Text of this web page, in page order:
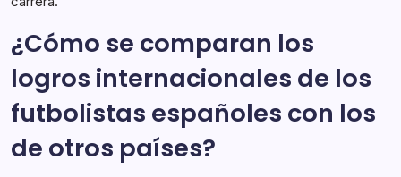
¿Cómo se comparan los
logros internacionales de los
futbolistas españoles con los
de otros países?